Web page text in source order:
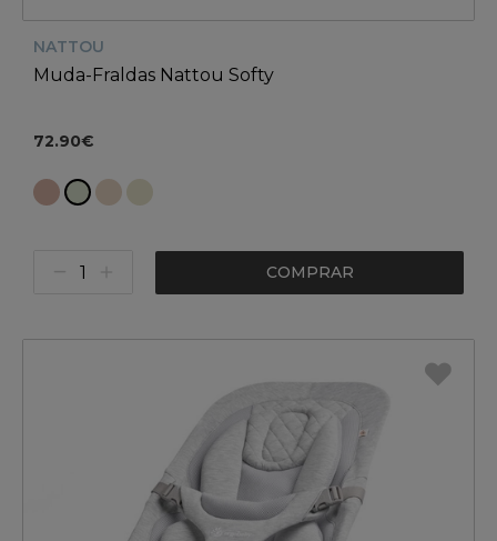
NATTOU
Muda-Fraldas Nattou Softy
72.90€
COMPRAR